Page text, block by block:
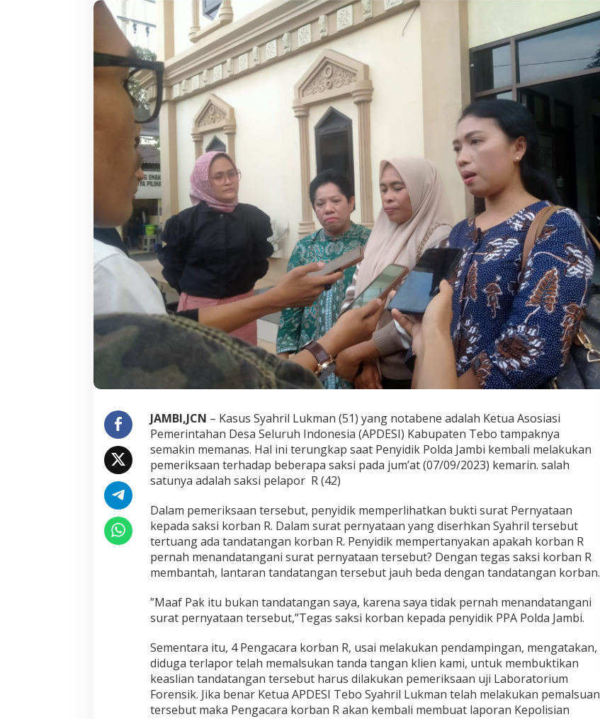
t
u
a
A
P
“
k
n
M
a
”
JAMBI,JCN – Kasus Syahril Lukman (51) yang notabene adalah Ketua Asosiasi
Pemerintahan Desa Seluruh Indonesia (APDESI) Kabupaten Tebo tampaknya
semakin memanas. Hal ini terungkap saat Penyidik Polda Jambi kembali melakukan
pemeriksaan terhadap beberapa saksi pada jum’at (07/09/2023) kemarin. salah
satunya adalah saksi pelapor R (42)
Dalam pemeriksaan tersebut, penyidik memperlihatkan bukti surat Pernyataan
kepada saksi korban R. Dalam surat pernyataan yang diserhkan Syahril tersebut
tertuang ada tandatangan korban R. Penyidik mempertanyakan apakah korban R
pernah menandatangani surat pernyataan tersebut? Dengan tegas saksi korban R
membantah, lantaran tandatangan tersebut jauh beda dengan tandatangan korban.
”Maaf Pak itu bukan tandatangan saya, karena saya tidak pernah menandatangani
surat pernyataan tersebut,”Tegas saksi korban kepada penyidik PPA Polda Jambi.
Sementara itu, 4 Pengacara korban R, usai melakukan pendampingan, mengatakan,
diduga terlapor telah memalsukan tanda tangan klien kami, untuk membuktikan
keaslian tandatangan tersebut harus dilakukan pemeriksaan uji Laboratorium
Forensik. Jika benar Ketua APDESI Tebo Syahril Lukman telah melakukan pemalsuan
tersebut maka Pengacara korban R akan kembali membuat laporan Kepolisian
Tim Sayap Pejuang Siliwangi
Indonesia Siap Menangkan